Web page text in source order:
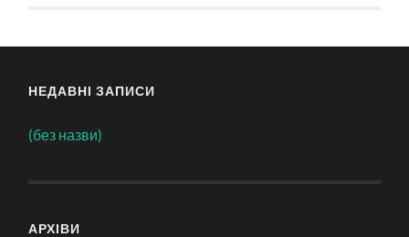
НЕДАВНІ ЗАПИСИ
(без назви)
АРХІВИ